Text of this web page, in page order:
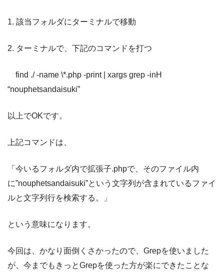
1. 該当フォルダにターミナルで移動
2. ターミナルで、下記のコマンドを打つ
find ./ -name \*.php -print | xargs grep -inH
“nouphetsandaisuki”
以上でOKです。
上記コマンドは、
「今いるフォルダ内で拡張子.phpで、そのファイル内
に”nouphetsandaisuki”という文字列が含まれているファイ
ルと文字列行を検索する。」
という意味になります。
今回は、かなり面倒くさかったので、Grepを使いました
が、今までもきっとGrepを使った方が楽にできたことな